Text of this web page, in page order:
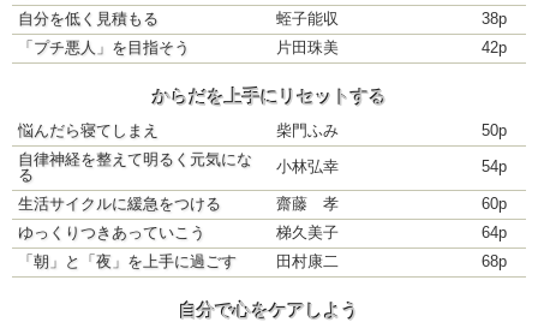
自分を低く見積もる 蛭子能収
38p
「プチ悪人」を目指そう
片田珠美 42p
からだを上手にリセットする
悩んだら寝てしまえ 柴門ふみ
50p
自律神経を整えて明るく元気にな
る
小林弘幸 54p
生活サイクルに緩急をつける 齋藤 孝
60p
ゆっくりつきあっていこう
梯久美子
64p
「朝」と「夜」を上手に過ごす
田村康二 68p
自分で心をケアしよう